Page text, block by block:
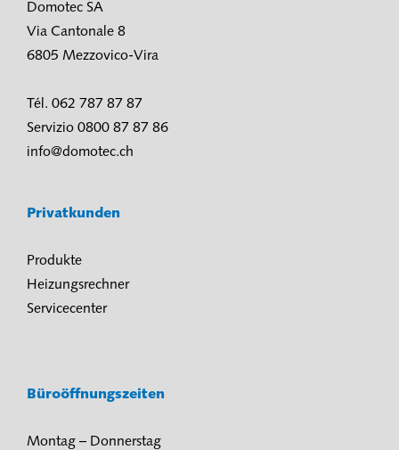
Domotec SA
Via Cantonale 8
6805 Mezzovico-Vira
Tél. 062 787 87 87
Servizio 0800 87 87 86
info@domotec.ch
Privatkunden
Produkte
Heizungsrechner
Servicecenter
Büroöffnungszeiten
Montag – Donnerstag